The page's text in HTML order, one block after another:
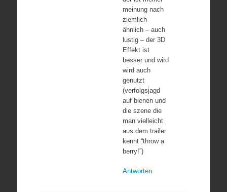
meinung nach
ziemlich
ähnlich – auch
lustig – der 3D
Effekt ist
besser und wird
wird auch
genutzt
(verfolgsjagd
auf bienen und
die szene die
man vielleicht
aus dem trailer
kennt “throw a
berry!”)
Antworten